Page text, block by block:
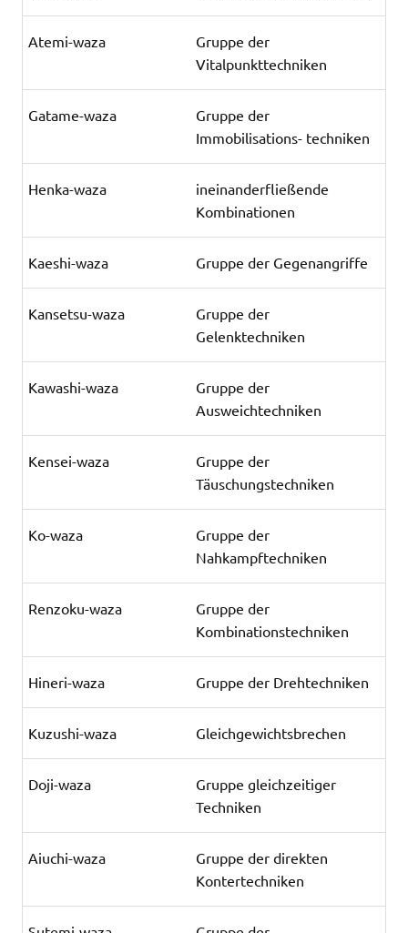
Atemi-waza
Gruppe der
Vitalpunkttechniken
Gatame-waza
Gruppe der
Immobilisations- techniken
Henka-waza
ineinanderfließende
Kombinationen
Kaeshi-waza Gruppe der Gegenangriffe
Kansetsu-waza
Gruppe der
Gelenktechniken
Kawashi-waza
Gruppe der
Ausweichtechniken
Kensei-waza
Gruppe der
Täuschungstechniken
Ko-waza
Gruppe der
Nahkampftechniken
Renzoku-waza
Gruppe der
Kombinationstechniken
Hineri-waza Gruppe der Drehtechniken
Kuzushi-waza Gleichgewichtsbrechen
Doji-waza
Gruppe gleichzeitiger
Techniken
Aiuchi-waza
Gruppe der direkten
Kontertechniken